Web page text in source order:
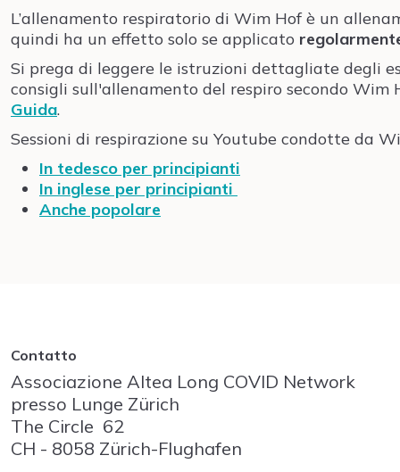
L’allenamento respiratorio di Wim Hof è un
quindi ha un effetto solo se applicato
Si prega di leggere le istruzioni dettagliate degli
consigli sull'allenamento del respiro secondo Wim
Guida.
Sessioni di respirazione su Youtube condotte da
In tedesco per principianti
In inglese per principianti
Anche popolare
Contatto
Associazione Altea Long COVID Network
presso Lunge Zürich
The Circle 62
CH - 8058 Zürich-Flughafen